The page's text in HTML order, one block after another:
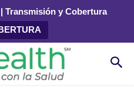
Transmisión y Cobertura